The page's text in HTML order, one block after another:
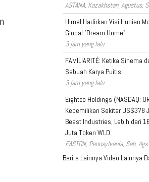
ASTANA, Kazakhstan, Agustus,
Himel Hadirkan Visi Hunian
Global "Dream Home"
3 jam yang lalu
FAMILIARITÉ: Ketika Sinema
Sebuah Karya Puitis
3 jam yang lalu
Eightco Holdings (NASDAQ:
Kepemilikan Sekitar US$378
Beast Industries, Lebih dari
Juta Token WLD
EASTON, Pennsylvania, Sab,
Berita Lainnya Video Lainnya